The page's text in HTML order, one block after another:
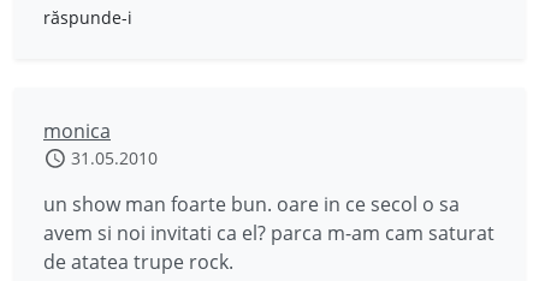
răspunde-i
monica
31.05.2010
un show man foarte bun. oare in ce secol o sa
avem si noi invitati ca el? parca m-am cam saturat
de atatea trupe rock.